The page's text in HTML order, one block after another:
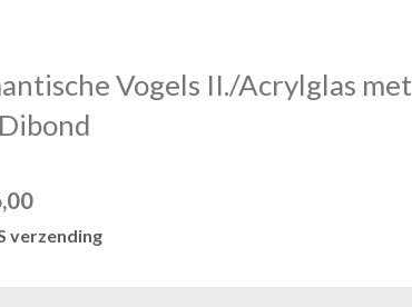
Vogels II./Acrylglas met
verzending